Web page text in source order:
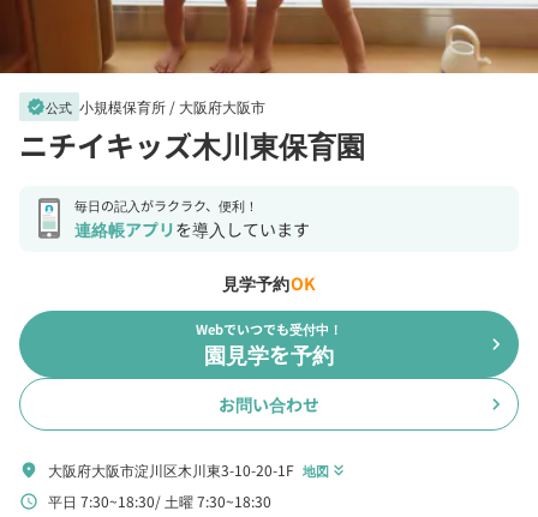
verified公式 小規模保育所 / 大阪府大阪市
ニチイキッズ木川東保育園
毎日の記入がラクラク、便利！
連絡帳アプリを導入しています
見学予約OK
Webでいつでも受付中！
園見学を予約 chevron_right
お問い合わせ chevron_right
location_on 大阪府大阪市淀川区木川東3-10-20-1F 地図 keyboard_double_arrow_down
schedule 平日 7:30~18:30 土曜 7:30~18:30